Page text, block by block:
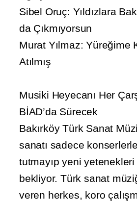
Sibel Oruç: Yıldızlara
da Çıkmıyorsun
Murat Yılmaz: Yüreğime
Atılmış
Musiki Heyecanı Her
BİAD’da Sürecek
Bakırköy Türk Sanat
sanatı sadece konserlerle
tutmayıp yeni yetenekleri
bekliyor. Türk sanat
veren herkes, koro